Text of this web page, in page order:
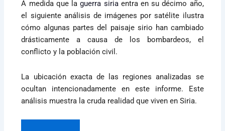
A medida que laguerra siriaentra en su décimo año,
el siguiente análisis de imágenes por satélite ilustra
cómo algunas partes del paisaje sirio han cambiado
drásticamente a causa de los bombardeos, el
conflicto y la población civil.
La ubicación exacta de las regiones analizadas se
ocultan intencionadamente en este informe. Este
análisis muestra la cruda realidad que viven en Siria.